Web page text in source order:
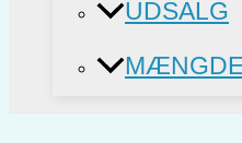
UDSALG